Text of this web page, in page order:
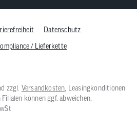
Datenschutz
/ Lieferkette
zzgl. Versandkosten , Leasingkonditionen
können ggf. abweichen.